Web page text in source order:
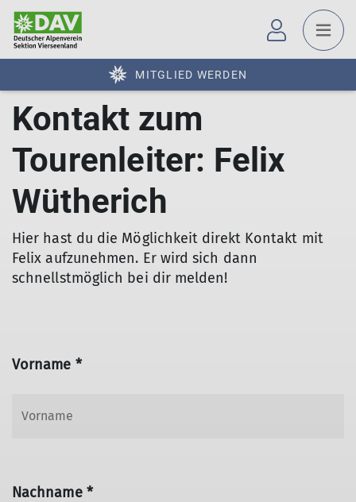
MITGLIED WERDEN
Kontakt zum
Tourenleiter: Felix
Wütherich
Hier hast du die Möglichkeit direkt Kontakt mit
Felix aufzunehmen. Er wird sich dann
schnellstmöglich bei dir melden!
Vorname *
Nachname *